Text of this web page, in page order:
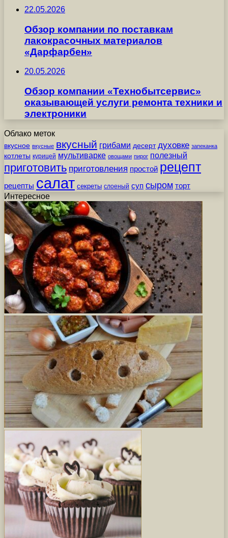
22.05.2026
Обзор компании по поставкам
лакокрасочных материалов
«Дарфарбен»
20.05.2026
Обзор компании «Технобытсервис»
оказывающей услуги ремонта техники и
электроники
Облако меток
вкусное вкусные вкусный грибами десерт духовке запеканка
котлеты курицей мультиварке овощами пирог полезный
приготовить приготовления простой рецепт
рецепты салат секреты слоеный суп сыром торт
Интересное